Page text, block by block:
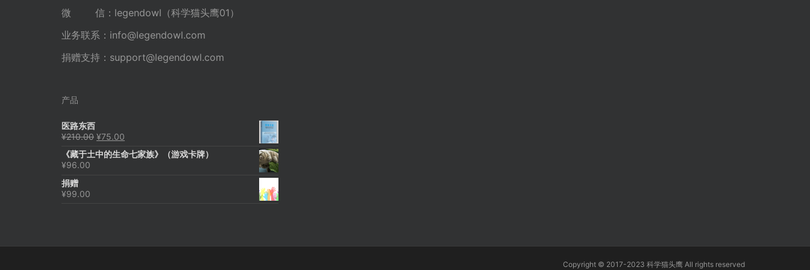
微 信：legendowl（科学猫头鹰01）
业务联系： info@legendowl.com
捐赠支持： support@legendowl.com
产品
医路东西
¥210.00 原
为：
¥75.00
价
《藏于土中的生命七家族》（游戏卡牌）
¥96.00
捐赠
¥99.00
Copyright © 2017-2023 科学猫头鹰 All rights reserved